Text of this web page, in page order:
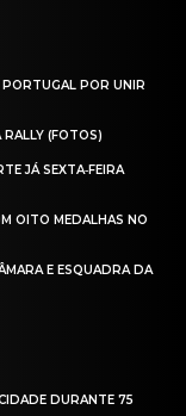
PORTUGAL POR UNIR
(FOTOS)
JÁ SEXTA‑FEIRA
OITO MEDALHAS NO
E ESQUADRA DA
DURANTE 75